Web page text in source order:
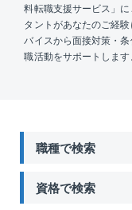
料転職支援サービス」
タントがあなたのご経
バイスから面接対策・
職活動をサポートします
職種で検索
資格で検索